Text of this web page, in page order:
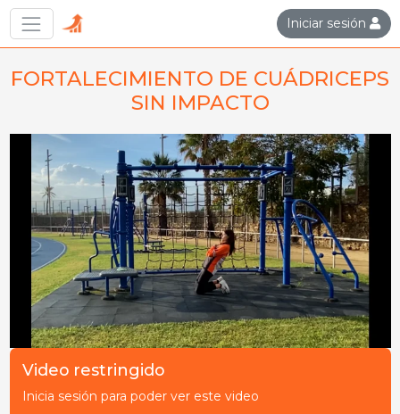
Iniciar sesión
FORTALECIMIENTO DE CUÁDRICEPS
SIN IMPACTO
Video restringido
Inicia sesión para poder ver este video